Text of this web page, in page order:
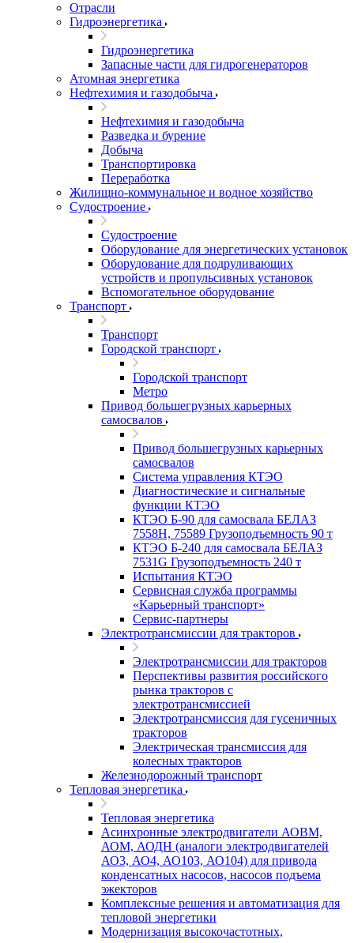
Отрасли
Гидроэнергетика
Гидроэнергетика
Запасные части для гидрогенераторов
Атомная энергетика
Нефтехимия и газодобыча
Нефтехимия и газодобыча
Разведка и бурение
Добыча
Транспортировка
Переработка
Жилищно-коммунальное и водное хозяйство
Судостроение
Судостроение
Оборудование для энергетических установок
Оборудование для подруливающих
устройств и пропульсивных установок
Вспомогательное оборудование
Транспорт
Транспорт
Городской транспорт
Городской транспорт
Метро
Привод большегрузных карьерных
самосвалов
Привод большегрузных карьерных
самосвалов
Система управления КТЭО
Диагностические и сигнальные
функции КТЭО
КТЭО Б-90 для самосвала БЕЛАЗ
7558H, 75589 Грузоподъемность 90 т
КТЭО Б-240 для самосвала БЕЛАЗ
7531G Грузоподъемность 240 т
Испытания КТЭО
Сервисная служба программы
«Карьерный транспорт»
Сервис-партнеры
Электротрансмиссии для тракторов
Электротрансмиссии для тракторов
Перспективы развития российского
рынка тракторов с
электротрансмиссией
Электротрансмиссия для гусеничных
тракторов
Электрическая трансмиссия для
колесных тракторов
Железнодорожный транспорт
Тепловая энергетика
Тепловая энергетика
Асинхронные электродвигатели АОВМ,
АОМ, АОДН (аналоги электродвигателей
АО3, АО4, АО103, АО104) для привода
конденсатных насосов, насосов подъема
эжекторов
Комплексные решения и автоматизация для
тепловой энергетики
Модернизация высокочастотных,